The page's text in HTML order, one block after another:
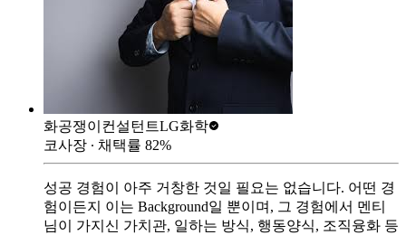
화공쟁이컨설턴트LG화학
코사장 ∙ 채택률 82%
성공 경험이 아주 거창한 것일 필요는 없습니다. 어떤 경
험이든지 이는 Background일 뿐이며, 그 경험에서 멘티
님이 가지신 가치관, 일하는 방식, 행동양식, 조직융화 등